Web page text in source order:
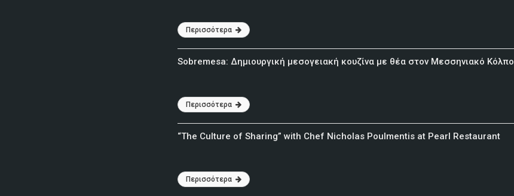
Περισσότερα
Sobremesa: Δημιουργική μεσογειακή κουζίνα με θέα στον Μεσσηνιακό Κόλπο
Περισσότερα
“The Culture of Sharing” with Chef Nicholas Poulmentis at Pearl Restaurant
Περισσότερα